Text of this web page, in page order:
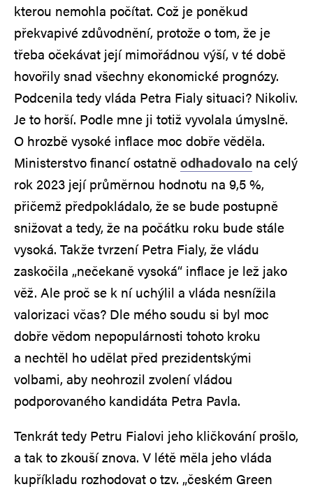
kterou nemohla počítat. Což je poněkud
překvapivé zdůvodnění, protože o tom, že je
třeba očekávat její mimořádnou výší, v té době
hovořily snad všechny ekonomické prognózy.
Podcenila tedy vláda Petra Fialy situaci? Nikoliv.
Je to horší. Podle mne ji totiž vyvolala úmyslně.
O hrozbě vysoké inflace moc dobře věděla.
Ministerstvo financí ostatněodhadovalo na celý
rok 2023 její průměrnou hodnotu na 9,5 %,
přičemž předpokládalo, že se bude postupně
snižovat a tedy, že na počátku roku bude stále
vysoká. Takže tvrzení Petra Fialy, že vládu
zaskočila „nečekaně vysoká“ inflace je lež jako
věž. Ale proč se k ní uchýlil a vláda nesnížila
valorizaci včas? Dle mého soudu si byl moc
dobře vědom nepopulárnosti tohoto kroku
a nechtěl ho udělat před prezidentskými
volbami, aby neohrozil zvolení vládou
podporovaného kandidáta Petra Pavla.
Tenkrát tedy Petru Fialovi jeho kličkování prošlo,
a tak to zkouší znova. V létě měla jeho vláda
kupříkladu rozhodovat o tzv. „českém Green